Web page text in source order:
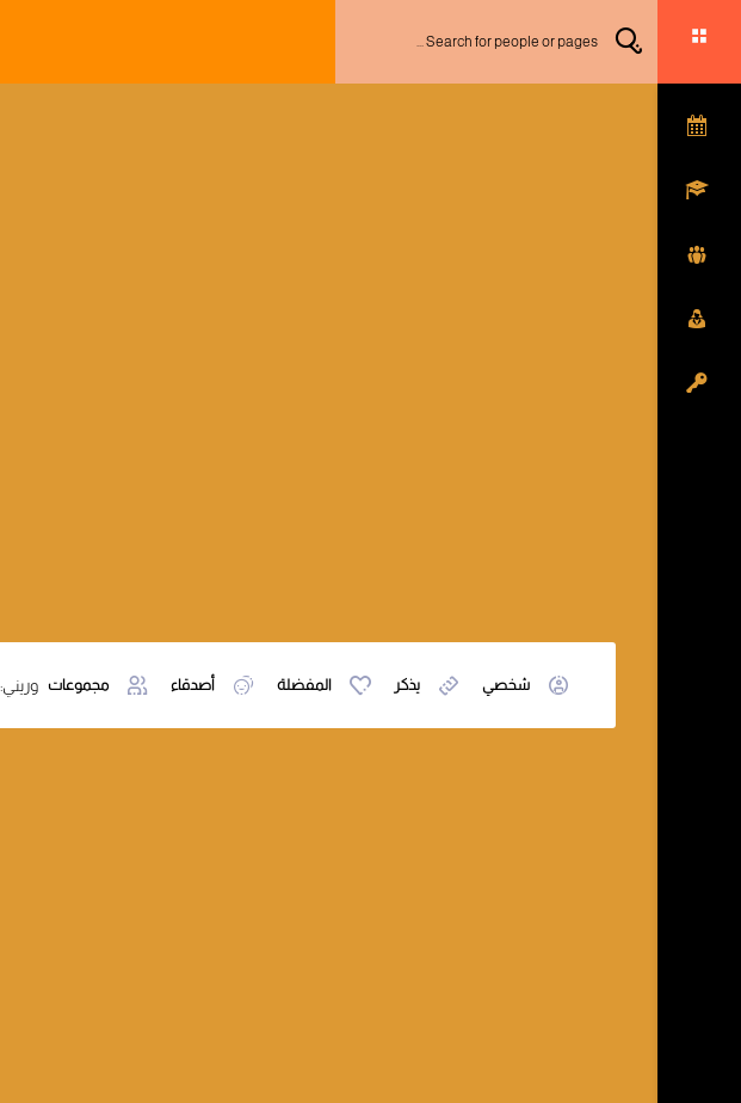
شخصي يذكر المفضلة أصدقاء مجموعات وريني: